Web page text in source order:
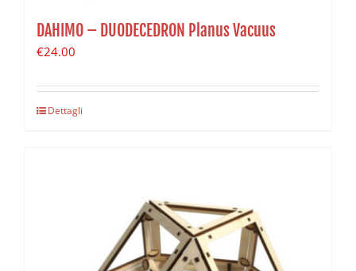
DAHIMO – DUODECEDRON Planus Vacuus
€24.00
Dettagli